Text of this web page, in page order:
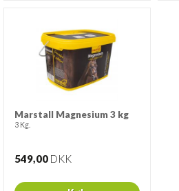
Marstall Magnesium 3 kg
3 Kg.
549,00 DKK